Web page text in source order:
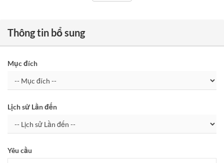
Thông tin bổ sung
Mục đích
Lịch sử Lần đến
Yêu cầu